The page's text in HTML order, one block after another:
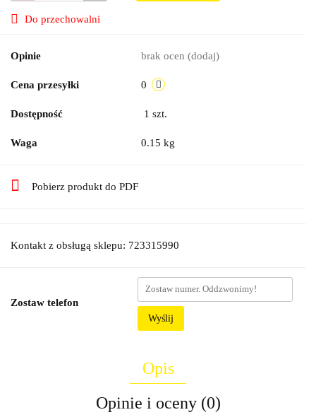
Do przechowalni
Opinie brak ocen (dodaj)
Cena przesyłki 0
Dostępność 1 szt.
Waga 0.15 kg
Pobierz produkt do PDF
Kontakt z obsługą sklepu: 723315990
Zostaw telefon
Wyślij
Opis
Opinie i oceny (0)